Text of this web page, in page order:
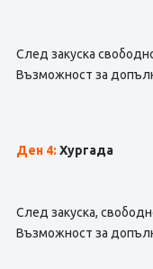
След закуска
Възможност за
Ден 4: Хургада
След закуска,
Възможност за